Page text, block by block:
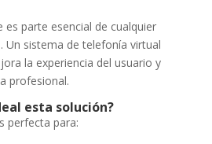
es parte esencial de cualquier
. Un sistema de telefonía virtual
la experiencia del usuario y
profesional.
esta solución?
perfecta para: